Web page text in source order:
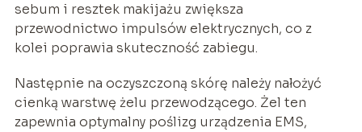
sebum i resztek makijażu zwiększa
przewodnictwo impulsów elektrycznych, co z
kolei poprawia skuteczność zabiegu.
Następnie na oczyszczoną skórę należy nałożyć
cienką warstwę żelu przewodzącego. Żel ten
zapewnia optymalny poślizg urządzenia EMS,